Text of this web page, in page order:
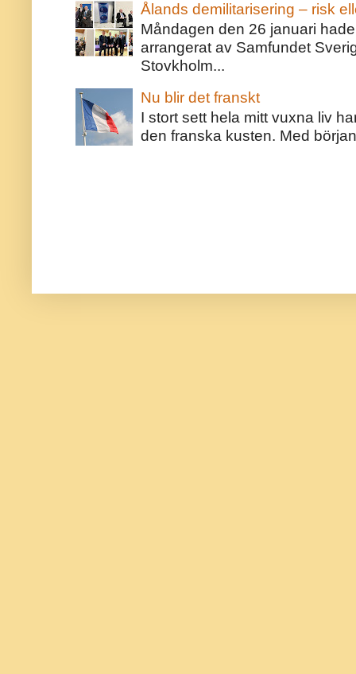
Ålands demilitarisering – risk
Måndagen den 26 januari
arrangerat av Samfundet
Stovkholm...
Nu blir det franskt
I stort sett hela mitt vuxna liv
den franska kusten. Med